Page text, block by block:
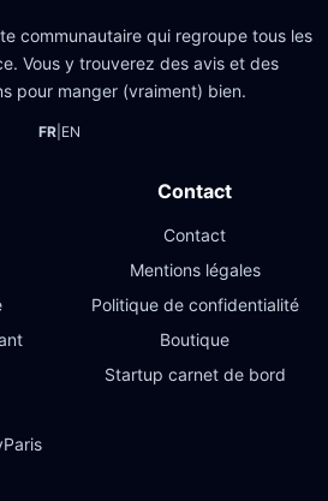
communautaire qui regroupe tous les
Vous y trouverez des avis et des
pour manger (vraiment) bien.
FR| EN
Contact
Contact
Mentions légales
Politique de confidentialité
Boutique
Startup carnet de bord